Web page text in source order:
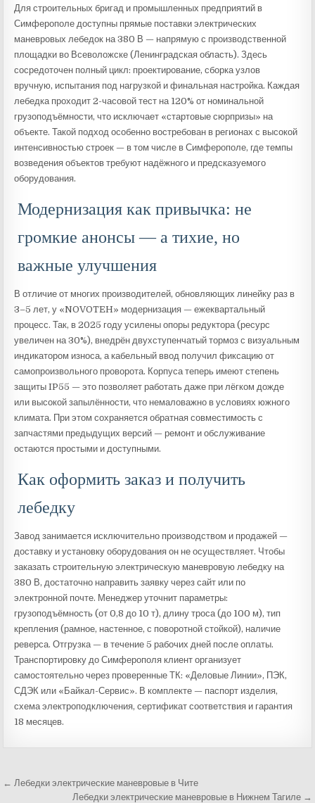
Для строительных бригад и промышленных предприятий в
Симферополе доступны прямые поставки электрических
маневровых лебедок на 380 В — напрямую с производственной
площадки во Всеволожске (Ленинградская область). Здесь
сосредоточен полный цикл: проектирование, сборка узлов
вручную, испытания под нагрузкой и финальная настройка. Каждая
лебедка проходит 2-часовой тест на 120% от номинальной
грузоподъёмности, что исключает «стартовые сюрпризы» на
объекте. Такой подход особенно востребован в регионах с высокой
интенсивностью строек — в том числе в Симферополе, где темпы
возведения объектов требуют надёжного и предсказуемого
оборудования.
Модернизация как привычка: не
громкие анонсы — а тихие, но
важные улучшения
В отличие от многих производителей, обновляющих линейку раз в
3–5 лет, у «NOVOTEH» модернизация — ежеквартальный
процесс. Так, в 2025 году усилены опоры редуктора (ресурс
увеличен на 30%), внедрён двухступенчатый тормоз с визуальным
индикатором износа, а кабельный ввод получил фиксацию от
самопроизвольного проворота. Корпуса теперь имеют степень
защиты IP55 — это позволяет работать даже при лёгком дожде
или высокой запылённости, что немаловажно в условиях южного
климата. При этом сохраняется обратная совместимость с
запчастями предыдущих версий — ремонт и обслуживание
остаются простыми и доступными.
Как оформить заказ и получить
лебедку
Завод занимается исключительно производством и продажей —
доставку и установку оборудования он не осуществляет. Чтобы
заказать строительную электрическую маневровую лебедку на
380 В, достаточно направить заявку через сайт или по
электронной почте. Менеджер уточнит параметры:
грузоподъёмность (от 0,8 до 10 т), длину троса (до 100 м), тип
крепления (рамное, настенное, с поворотной стойкой), наличие
реверса. Отгрузка — в течение 5 рабочих дней после оплаты.
Транспортировку до Симферополя клиент организует
самостоятельно через проверенные ТК: «Деловые Линии», ПЭК,
СДЭК или «Байкал-Сервис». В комплекте — паспорт изделия,
схема электроподключения, сертификат соответствия и гарантия
18 месяцев.
Навигация
← Лебедки электрические маневровые в Чите
Лебедки электрические маневровые в Нижнем Тагиле →